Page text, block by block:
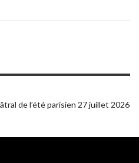
de l’été parisien 27 juillet 2026